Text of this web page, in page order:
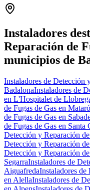
−
Instaladores
Reparación de
municipios de
Instaladores de Detección
BadalonaInstaladores de
en L'Hospitalet de
de Fugas de Gas en Mataró
de Fugas de Gas en
de Fugas de Gas en Santa
Detección y Reparación
Detección y Reparación
Detección y Reparación
SegarraInstaladores de
AiguafredaInstaladores de
en AlellaInstaladores de